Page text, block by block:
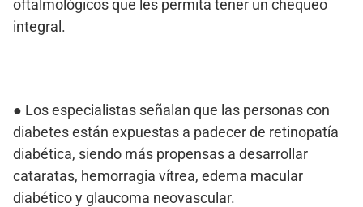
oftalmológicos que les permita tener un chequeo
integral.
● Los especialistas señalan que las personas con
diabetes están expuestas a padecer de retinopatía
diabética, siendo más propensas a desarrollar
cataratas, hemorragia vítrea, edema macular
diabético y glaucoma neovascular.